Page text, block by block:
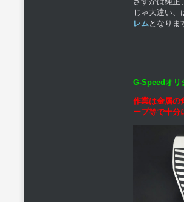
じゃ大違い
レムとなりま
G-Speedオリ
作業は金属の
ープ等で十分